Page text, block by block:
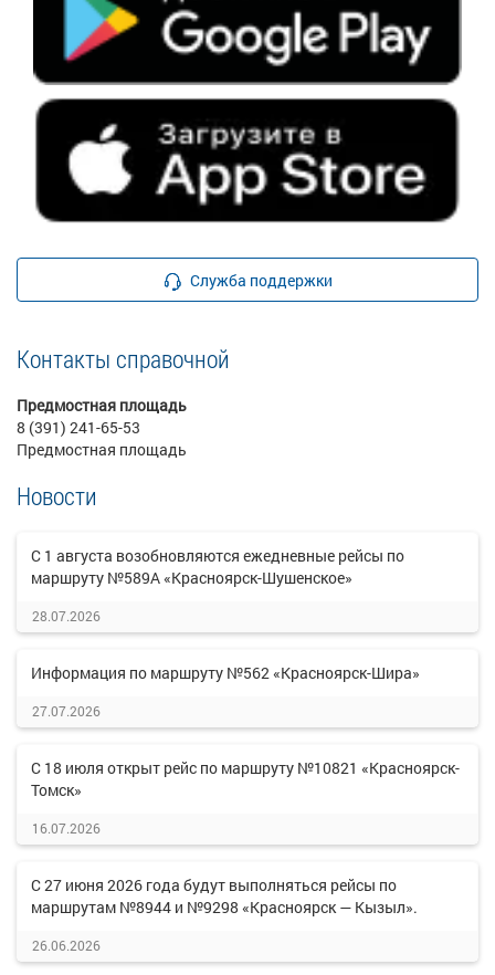
Служба поддержки
Контакты справочной
Предмостная площадь
8 (391) 241-65-53
Предмостная площадь
Новости
С 1 августа возобновляются ежедневные рейсы по
маршруту №589А «Красноярск-Шушенское»
28.07.2026
Информация по маршруту №562 «Красноярск-Шира»
27.07.2026
С 18 июля открыт рейс по маршруту №10821 «Красноярск-
Томск»
16.07.2026
С 27 июня 2026 года будут выполняться рейсы по
маршрутам №8944 и №9298 «Красноярск — Кызыл».
26.06.2026